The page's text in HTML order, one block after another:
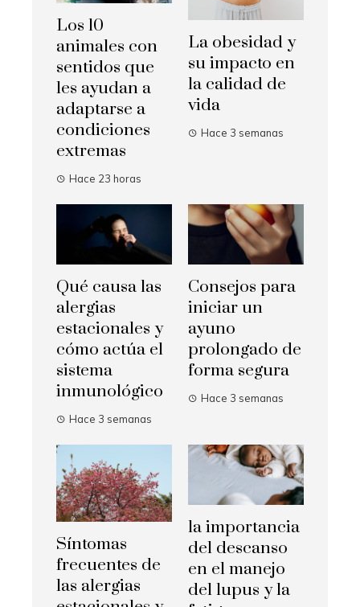
Los 10
animales con
sentidos que
les ayudan a
adaptarse a
condiciones
extremas
Hace 23 horas
La obesidad y
su impacto en
la calidad de
vida
Hace 3 semanas
Qué causa las
alergias
estacionales y
cómo actúa el
sistema
inmunológico
Hace 3 semanas
Consejos para
iniciar un
ayuno
prolongado de
forma segura
Hace 3 semanas
Síntomas
frecuentes de
las alergias
la importancia
del descanso
en el manejo
del lupus y la